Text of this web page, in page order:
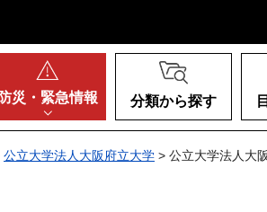
防災・ 緊急情報 分類から探す
公立大学法人大阪府立大学 > 公立大学法人大